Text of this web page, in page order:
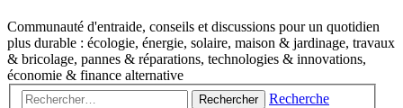
Communauté d'entraide, conseils et discussions pour un quotidien
plus durable : écologie, énergie, solaire, maison & jardinage, travaux
& bricolage, pannes & réparations, technologies & innovations,
économie & finance alternative
Rechercher
Recherche